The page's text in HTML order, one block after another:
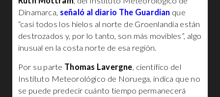
Dinamarca, señaló al diario The Guardian que
“casi todos los hielos al norte de Groenlandia están
destrozados y, por lo tanto, son más movibles”, algo
inusual en la costa norte de esa región.
Por su parte Thomas Lavergne, científico del
Instituto Meteorológico de Noruega, indica que no
se puede predecir cuánto tiempo permanecerá